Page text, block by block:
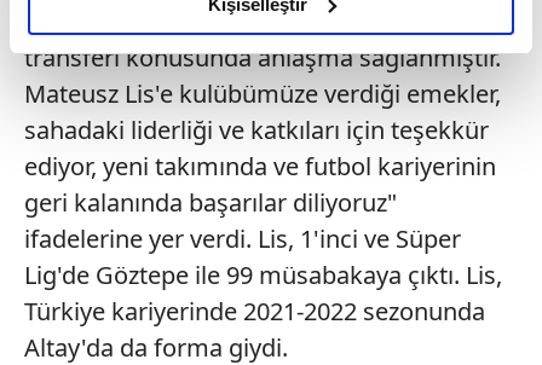
elimizden gelen çabayı gösterdiğimizi ve bu noktada,
reklamların maliyetlerimizi karşılamak noktasında tek gelir
kalemimiz olduğunu sizlere hatırlatmak isteriz.
Her halükârda, kullanıcılar, bu çerezlere izin vermedikleri
takdirde, kullanıcılara hedefli reklamlar
gösterilmeyecektir."
Sizlere daha iyi bir hizmet sunabilmek için İnternet
Sitemizde kendimize ve üçüncü kişilere ait çerezler
kullanılmaktadır. Bu çerezler vasıtasıyla çeşitli kişisel
verileriniz işlenmekte olup gerekli olan çerezler bilgi
Lis'in, Polonya kulübü Lech Poznań'a kesin
transferi konusunda anlaşma sağlanmıştır.
Mateusz Lis'e kulübümüze verdiği emekler,
sahadaki liderliği ve katkıları için teşekkür
ediyor, yeni takımında ve futbol kariyerinin
geri kalanında başarılar diliyoruz"
ifadelerine yer verdi. Lis, 1'inci ve Süper
Lig'de Göztepe ile 99 müsabakaya çıktı. Lis,
Türkiye kariyerinde 2021-2022 sezonunda
Altay'da da forma giydi.